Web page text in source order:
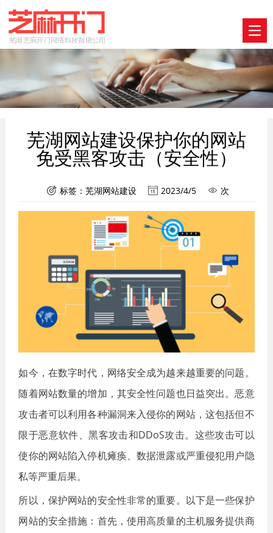
芜湖网站建设保护你的网站
免受黑客攻击（安全性）
 标签： 芜湖网站建设  2023/4/5  次
如今，在数字时代，网络安全成为越来越重要的问题。
随着网站数量的增加，其安全性问题也日益突出。恶意
攻击者可以利用各种漏洞来入侵你的网站，这包括但不
限于恶意软件、黑客攻击和DDoS攻击。这些攻击可以
使你的网站陷入停机瘫痪、数据泄露或严重侵犯用户隐
私等严重后果。
所以，保护网站的安全性非常的重要。以下是一些保护
网站的安全措施：首先，使用高质量的主机服务提供商